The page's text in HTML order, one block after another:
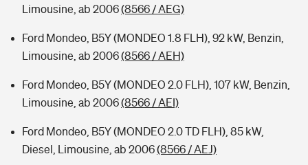
Limousine, ab 2006(8566 / AEG)
Ford Mondeo, B5Y (MONDEO 1.8 FLH), 92 kW, Benzin,
Limousine, ab 2006(8566 / AEH)
Ford Mondeo, B5Y (MONDEO 2.0 FLH), 107 kW, Benzin,
Limousine, ab 2006(8566 / AEI)
Ford Mondeo, B5Y (MONDEO 2.0 TD FLH), 85 kW,
Diesel, Limousine, ab 2006(8566 / AEJ)